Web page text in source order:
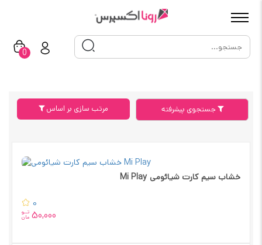
0
جستجوی پیشرفته مرتب سازی بر اساس
خشاب سیم کارت شیائومی Mi Play
0
تــو
مان 50,000